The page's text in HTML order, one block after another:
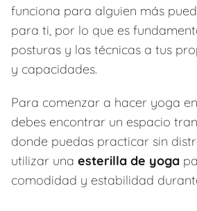
funciona para alguien más
para ti, por lo que es
posturas y las técnicas a tus
y capacidades.
Para comenzar a hacer yoga
debes encontrar un espacio
donde puedas practicar sin
utilizar una esterilla de yoga
comodidad y estabilidad